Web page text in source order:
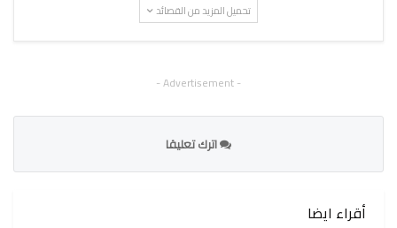
تحميل المزيد من القصائد
- Advertisement -
اترك تعليقا
أقراء ايضا